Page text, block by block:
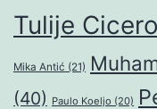
Tulije
Mika Antić (21)
(40) Paulo Koeljo (20)